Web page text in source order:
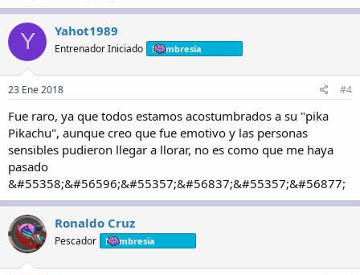
Y Yahot1989
Entrenador Iniciado Membresía
23 Ene 2018 #4
Fue raro, ya que todos estamos acostumbrados a su "pika
Pikachu", aunque creo que fue emotivo y las personas
sensibles pudieron llegar a llorar, no es como que me haya
pasado
&#55358;&#56596;&#55357;&#56837;&#55357;&#56877;
Ronaldo Cruz
Pescador Membresía